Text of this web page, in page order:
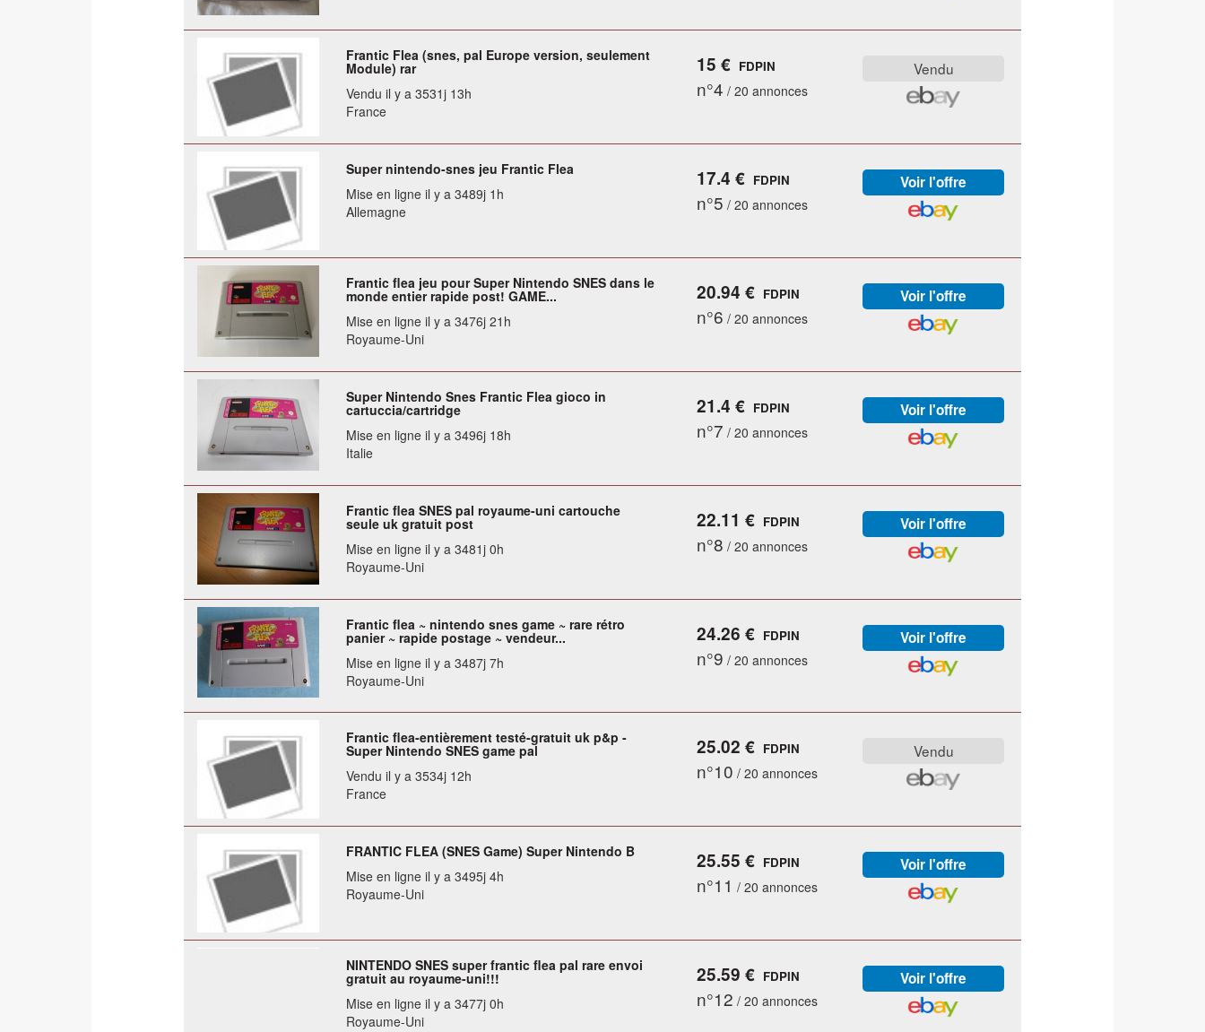
Frantic Flea (snes, pal Europe version, seulement
Module) rar
Vendu il y a 3531j 13h
France
15 € FDPIN
n°4 / 20 annonces
Super nintendo-snes jeu Frantic Flea
Mise en ligne il y a 3489j 1h
Allemagne
17.4 € FDPIN
n°5 / 20 annonces
Frantic flea jeu pour Super Nintendo SNES dans le
monde entier rapide post! GAME...
Mise en ligne il y a 3476j 21h
Royaume-Uni
20.94 € FDPIN
n°6 / 20 annonces
Super Nintendo Snes Frantic Flea gioco in
cartuccia/cartridge
Mise en ligne il y a 3496j 18h
Italie
21.4 € FDPIN
n°7 / 20 annonces
Frantic flea SNES pal royaume-uni cartouche
seule uk gratuit post
Mise en ligne il y a 3481j 0h
Royaume-Uni
22.11 € FDPIN
n°8 / 20 annonces
Frantic flea ~ nintendo snes game ~ rare rétro
panier ~ rapide postage ~ vendeur...
Mise en ligne il y a 3487j 7h
Royaume-Uni
24.26 € FDPIN
n°9 / 20 annonces
Frantic flea-entièrement testé-gratuit uk p&p -
Super Nintendo SNES game pal
Vendu il y a 3534j 12h
France
25.02 € FDPIN
n°10 / 20 annonces
FRANTIC FLEA (SNES Game) Super Nintendo B
Mise en ligne il y a 3495j 4h
Royaume-Uni
25.55 € FDPIN
n°11 / 20 annonces
NINTENDO SNES super frantic flea pal rare envoi
gratuit au royaume-uni!!!
Mise en ligne il y a 3477j 0h
Royaume-Uni
25.59 € FDPIN
n°12 / 20 annonces